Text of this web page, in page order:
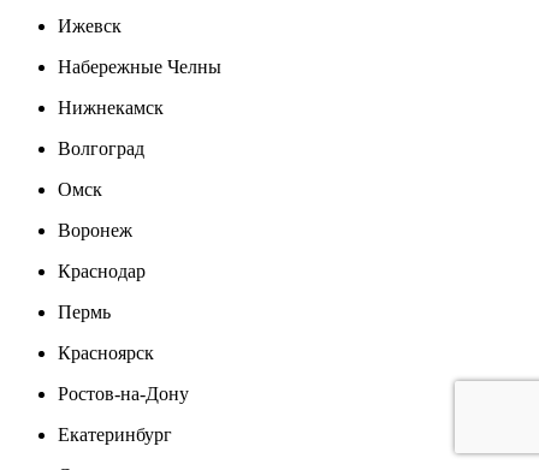
Ижевск
Набережные Челны
Нижнекамск
Волгоград
Омск
Воронеж
Краснодар
Пермь
Красноярск
Ростов-на-Дону
Екатеринбург